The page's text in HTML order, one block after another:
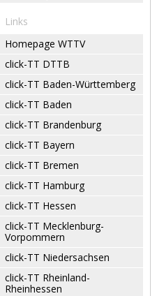
Links
Homepage WTTV
click-TT DTTB
click-TT Baden-Württemberg
click-TT Baden
click-TT Brandenburg
click-TT Bayern
click-TT Bremen
click-TT Hamburg
click-TT Hessen
click-TT Mecklenburg-
Vorpommern
click-TT Niedersachsen
click-TT Rheinland-
Rheinhessen